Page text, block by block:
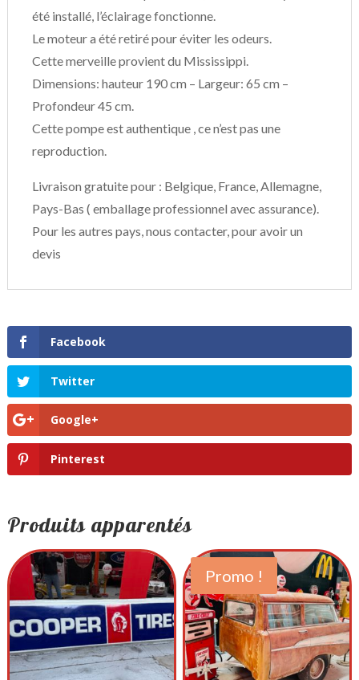
été installé, l’éclairage fonctionne.
Le moteur a été retiré pour éviter les odeurs.
Cette merveille provient du Mississippi.
Dimensions: hauteur 190 cm – Largeur: 65 cm –
Profondeur 45 cm.
Cette pompe est authentique , ce n’est pas une
reproduction.
Livraison gratuite pour : Belgique, France, Allemagne,
Pays-Bas ( emballage professionnel avec assurance).
Pour les autres pays, nous contacter, pour avoir un
devis
Facebook
Twitter
Google+
Pinterest
Produits apparentés
Promo !